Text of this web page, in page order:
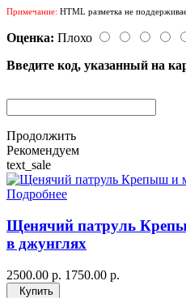
Примечание: HTML разметка не
Оценка: Плохо
Введите код, указанный на
Продолжить
Рекомендуем
text_sale
Подробнее
Щенячий патруль
в джунглях
2500.00 р. 1750.00 р.
Купить